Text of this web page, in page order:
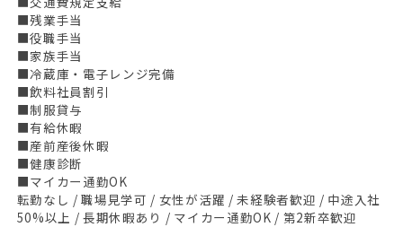
■残業手当
■役職手当
■家族手当
■冷蔵庫・電子レンジ完備
■飲料社員割引
■制服貸与
■有給休暇
■産前産後休暇
■健康診断
■マイカー通勤OK
転勤なし / 職場見学可 / 女性が活躍 / 未経験者歓迎 / 中途入社
50%以上 / 長期休暇あり / マイカー通勤OK / 第2新卒歓迎